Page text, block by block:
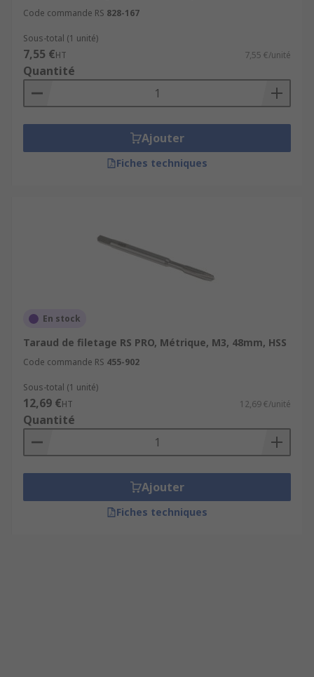
Code commande RS 828-167
Sous-total (1 unité)
7,55 €HT 7,55 €/unité
Quantité
Ajouter
Fiches techniques
En stock
Taraud de filetage RS PRO, Métrique, M3, 48mm, HSS
Code commande RS 455-902
Sous-total (1 unité)
12,69 €HT 12,69 €/unité
Quantité
Ajouter
Fiches techniques